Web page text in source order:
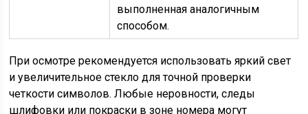
выполненная аналогичным
способом.
При осмотре рекомендуется использовать яркий свет
и увеличительное стекло для точной проверки
четкости символов. Любые неровности, следы
шлифовки или покраски в зоне номера могут